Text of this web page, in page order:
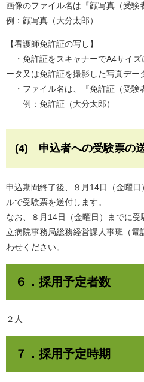
画像のファイル名は『顔写真（受験
例：顔写真（大分太郎）
【看護師免許証の写し】
・免許証をスキャナーでA4サイ
ータ又は免許証を撮影した写真デー
・ファイル名は、『免許証（受験
例：免許証（大分太郎）
(4) 申込者への受験票の
申込期間終了後、８月14日（金曜
ルで受験票を送付します。
なお、８月14日（金曜日）までに
立病院事務局総務経営課人事班（
わせください。
６．採用予定者数
２人
７．採用予定時期